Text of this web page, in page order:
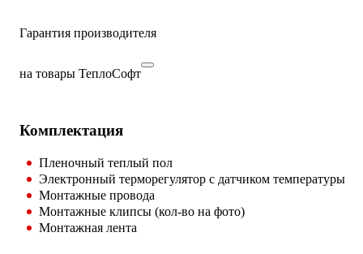
Гарантия производителя
на товары ТеплоСофт
Комплектация
Пленочный теплый пол
Электронный терморегулятор с датчиком температуры
Монтажные провода
Монтажные клипсы (кол-во на фото)
Монтажная лента